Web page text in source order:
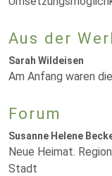
Aus der
Sarah Wildeisen
Am Anfang waren
Forum
Susanne Helene
Neue Heimat.
Stadt